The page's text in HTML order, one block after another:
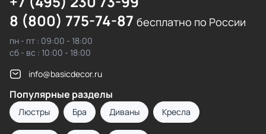
8 (800) 775-74-87 бесплатно по России
пн - пт : 09:00 - 18:00
сб - вс : 10:00 - 18:00
info@basicdecor.ru
Популярные разделы
Люстры Бра Диваны Кресла